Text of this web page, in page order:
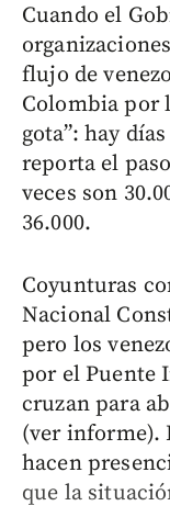
Cuando el
flujo de
Colombia por
gota”: hay
reporta el
veces son
36.000.
Coyunturas
Nacional
pero los
por el Puente
cruzan para
(ver informe).
hacen
que la